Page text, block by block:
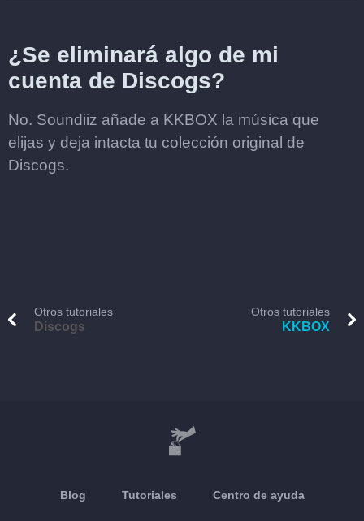
¿Se eliminará algo de mi
cuenta de Discogs?
No. Soundiiz añade a KKBOX la música que
elijas y deja intacta tu colección original de
Discogs.
Otros tutoriales
Discogs
Otros tutoriales
KKBOX
Blog Tutoriales Centro de ayuda